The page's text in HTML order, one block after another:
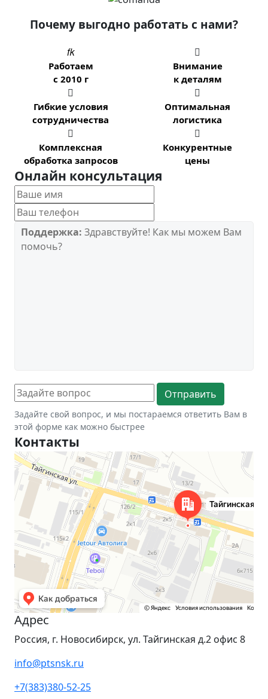
Почему выгодно работать с нами?

Работаем
с 2010 г

Внимание
к деталям

Гибкие условия
сотрудничества

Оптимальная
логистика

Комплексная
обработка запросов

Конкурентные
цены
Онлайн консультация
Поддержка: Здравствуйте! Как мы можем Вам
помочь?
Задайте свой вопрос, и мы постараемся ответить Вам в
этой форме как можно быстрее
Контакты
Новосибирск
Тайгинская улица, 2 на карте Новосибирска — Яндекс Карты
Адрес
Россия, г. Новосибирск, ул. Тайгинская д.2 офис 8
info@ptsnsk.ru
+7(383)380-52-25